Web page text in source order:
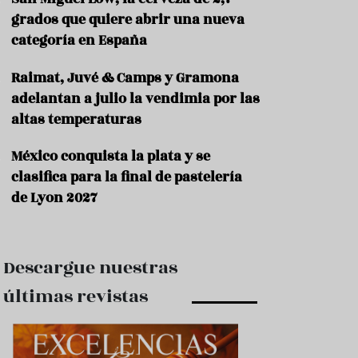
s
r
a
n
F
n
C
o
grados que quiere abrir una nueva
categoría en España
Raimat, Juvé & Camps y Gramona
adelantan a julio la vendimia por las
altas temperaturas
México conquista la plata y se
clasifica para la final de pastelería
de Lyon 2027
Descargue nuestras
últimas revistas